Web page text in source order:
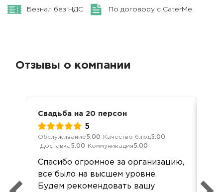
Безнал без НДС По договору с CaterMe
Отзывы о компании
Свадьба на 20 персон
5
Обслуживание5.00 Качество блюд5.00
Доставка5.00 Коммуникация5.00
Спасибо огромное за организацию,
все было на высшем уровне.
Будем рекомендовать вашу